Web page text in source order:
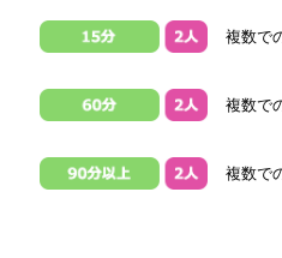
複数で
複数で
複数で